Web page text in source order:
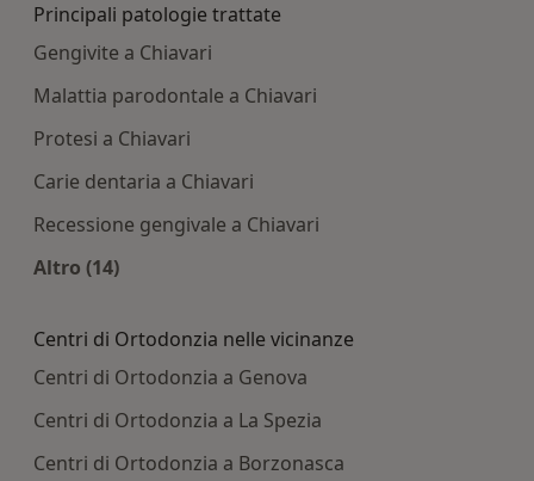
Principali patologie trattate
Gengivite a Chiavari
Malattia parodontale a Chiavari
Protesi a Chiavari
Carie dentaria a Chiavari
Recessione gengivale a Chiavari
Altro (14)
Centri di Ortodonzia nelle vicinanze
Centri di Ortodonzia a Genova
Centri di Ortodonzia a La Spezia
Centri di Ortodonzia a Borzonasca